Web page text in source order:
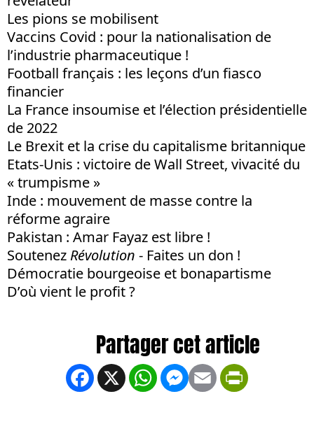
Les pions se mobilisent
Vaccins Covid : pour la nationalisation de
l’industrie pharmaceutique !
Football français : les leçons d’un fiasco
financier
La France insoumise et l’élection présidentielle
de 2022
Le Brexit et la crise du capitalisme britannique
Etats-Unis : victoire de Wall Street, vivacité du
« trumpisme »
Inde : mouvement de masse contre la
réforme agraire
Pakistan : Amar Fayaz est libre !
Soutenez Révolution - Faites un don !
Démocratie bourgeoise et bonapartisme
D’où vient le profit ?
Facebook
X WhatsApp
Messenger
Email